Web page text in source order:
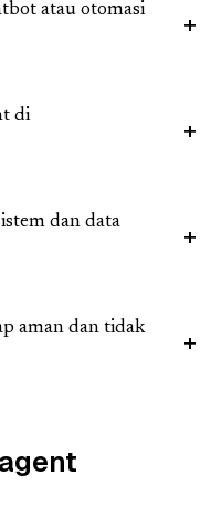
atau otomasi
di
dan data
aman dan tidak